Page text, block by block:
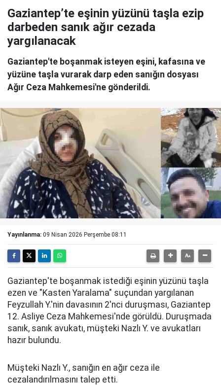
Gaziantep’te eşinin yüzünü taşla ezip
darbeden sanık ağır cezada
yargılanacak
Gaziantep'te boşanmak isteyen eşini, kafasına ve
yüzüne taşla vurarak darp eden sanığın dosyası
Ağır Ceza Mahkemesi'ne gönderildi.
Yayınlanma: 09 Nisan 2026 Perşembe 08:11
Gaziantep'te boşanmak istediği eşinin yüzünü taşla
ezen ve "Kasten Yaralama" suçundan yargılanan
Feyzullah Y.'nin davasının 2'nci duruşması, Gaziantep
12. Asliye Ceza Mahkemesi'nde görüldü. Duruşmada
sanık, sanık avukatı, müşteki Nazlı Y. ve avukatları
hazır bulundu.
Müşteki Nazlı Y., sanığın en ağır ceza ile
cezalandırılmasını talep etti.